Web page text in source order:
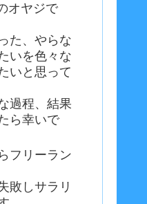
オヤジで
た、やらな
いを色々な
いと思って
過程、結果
ら幸いで
フリーラン
敗しサラリ